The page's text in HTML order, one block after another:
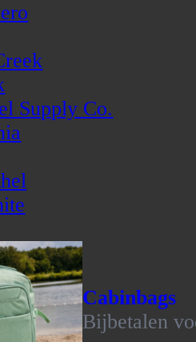
Supply Co.
Cabinbags
Bijbetalen